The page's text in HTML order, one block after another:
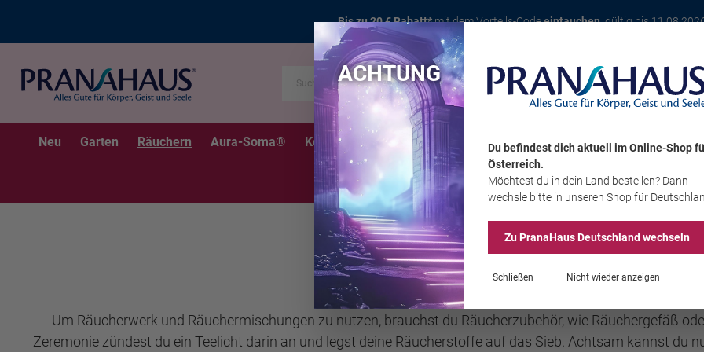
Bis zu 20 € Rabatt*mit dem Vorteils-Codeeintauchen, gültig bis
Karte
Neu Garten Räuchern Aura-Soma® Kerzen Schmuck Edelsteine Wohnambiente
Sale
Räuchern
Um Räucherwerk und Räuchermischungen zu nutzen, brauchst du Räucherzubehör, wie Räuchergefäß
Zeremonie zündest du ein Teelicht darin an und legst deine Räucherstoffe auf das Sieb. Achtsam kannst du
ACHTUNG
Du befindest dich aktuell im Online-Shop
Österreich.
Möchtest du in dein Land bestellen? Dann
wechsle bitte in unseren Shop für
Zu PranaHausDeutschland wechseln
Schließen Nicht wieder anzeigen